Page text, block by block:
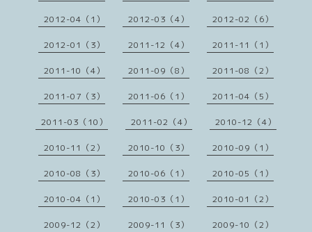
2012-04（1） 2012-03（4） 2012-02（6）
2012-01（3） 2011-12（4） 2011-11（1）
2011-10（4） 2011-09（8） 2011-08（2）
2011-07（3） 2011-06（1） 2011-04（5）
2011-03（10） 2011-02（4） 2010-12（4）
2010-11（2） 2010-10（3） 2010-09（1）
2010-08（3） 2010-06（1） 2010-05（1）
2010-04（1） 2010-03（1） 2010-01（2）
2009-12（2） 2009-11（3） 2009-10（2）